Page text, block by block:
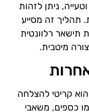
ניתן לזהות
תהליך זה מסייע
תישאר רלוונטית
מיטבית.
קריטי להצלחה
כספים, משאבי